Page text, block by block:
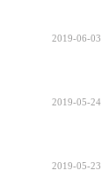
2019-06-03
2019-05-24
2019-05-23